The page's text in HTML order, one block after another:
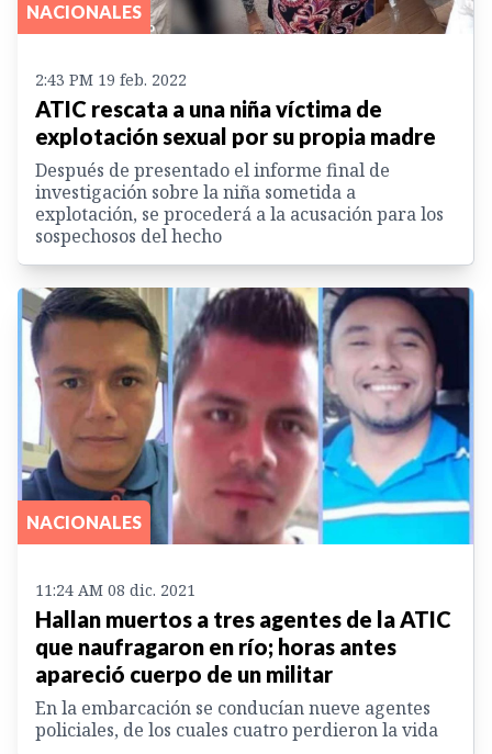
NACIONALES
2:43 PM 19 feb. 2022
ATIC rescata a una niña víctima de
explotación sexual por su propia madre
Después de presentado el informe final de
investigación sobre la niña sometida a
explotación, se procederá a la acusación para los
sospechosos del hecho
NACIONALES
11:24 AM 08 dic. 2021
Hallan muertos a tres agentes de la ATIC
que naufragaron en río; horas antes
apareció cuerpo de un militar
En la embarcación se conducían nueve agentes
policiales, de los cuales cuatro perdieron la vida